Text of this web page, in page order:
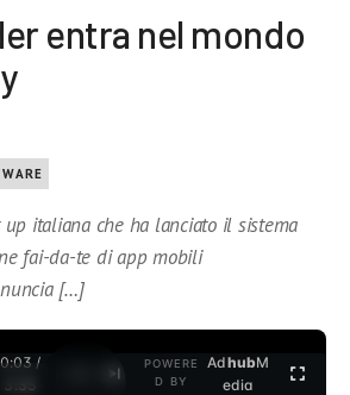
entra nel mondo
italiana che ha lanciato il sistema
fai-da-te di app mobili
[…]
0:03 /
3:35
POWERE
D BY
AdhubM
edia